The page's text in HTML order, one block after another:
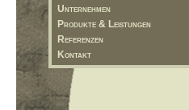
Unternehmen
Produkte & Leistungen
Referenzen
Kontakt